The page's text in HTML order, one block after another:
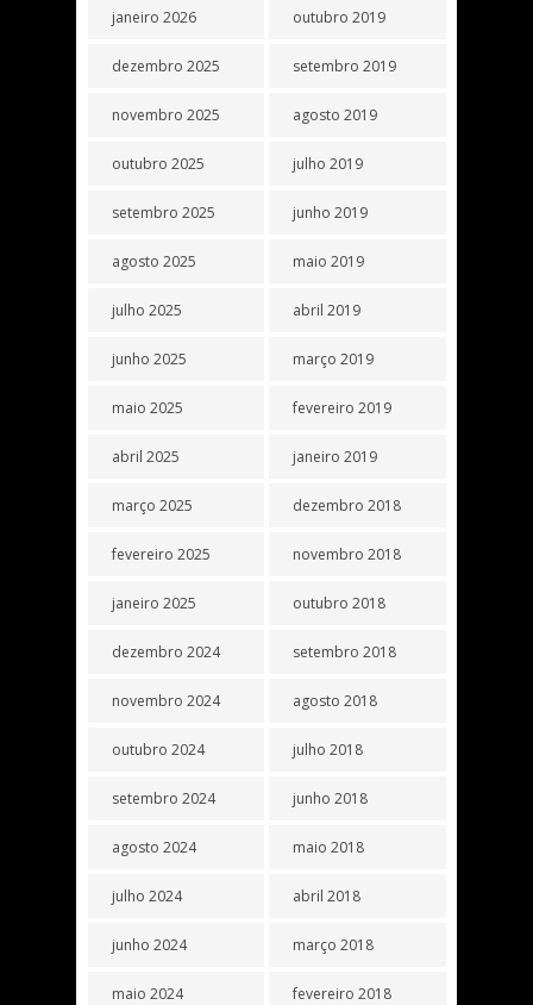
janeiro 2026
dezembro 2025
novembro 2025
outubro 2025
setembro 2025
agosto 2025
julho 2025
junho 2025
maio 2025
abril 2025
março 2025
fevereiro 2025
janeiro 2025
dezembro 2024
novembro 2024
outubro 2024
setembro 2024
agosto 2024
julho 2024
junho 2024
maio 2024
outubro 2019
setembro 2019
agosto 2019
julho 2019
junho 2019
maio 2019
abril 2019
março 2019
fevereiro 2019
janeiro 2019
dezembro 2018
novembro 2018
outubro 2018
setembro 2018
agosto 2018
julho 2018
junho 2018
maio 2018
abril 2018
março 2018
fevereiro 2018